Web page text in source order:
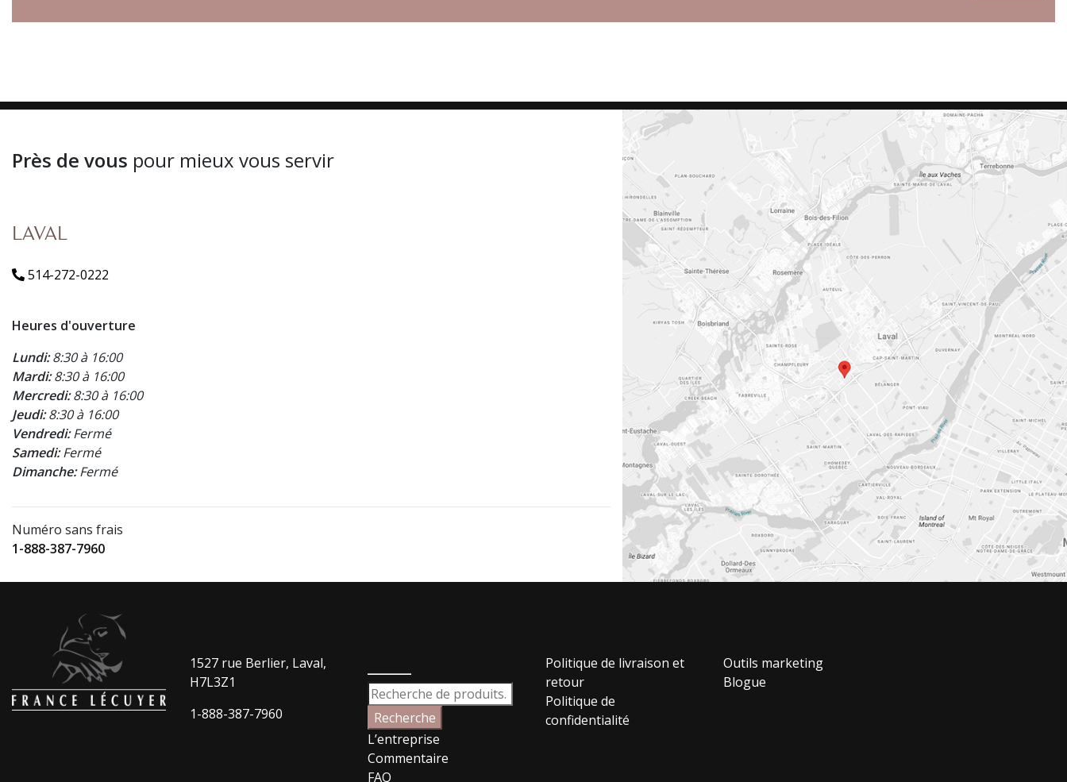
Près de vous pour mieux vous servir
LAVAL
514-272-0222
Heures d'ouverture
Lundi:8:30 à 16:00
Mardi:8:30 à 16:00
Mercredi:8:30 à 16:00
Jeudi:8:30 à 16:00
Vendredi:Fermé
Samedi:Fermé
Dimanche:Fermé
Numéro sans frais
1-888-387-7960
1527 rue Berlier, Laval,
H7L3Z1
1-888-387-7960
Recherche
pour :
Recherche
L’entreprise
Commentaire
FAQ
Politique de livraison et
retour
Politique de
confidentialité
Outils marketing
Blogue